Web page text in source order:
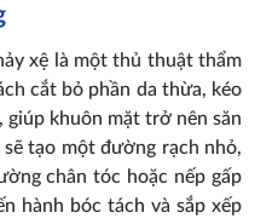
xệ là một thủ thuật thẩm
cắt bỏ phần da thừa, kéo
giúp khuôn mặt trở nên săn
tạo một đường rạch nhỏ,
chân tóc hoặc nếp gấp
hành bóc tách và sắp xếp